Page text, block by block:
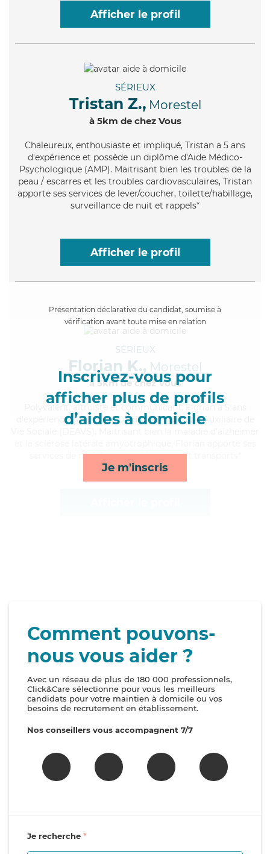
Afficher le profil
SÉRIEUX
Tristan Z., Morestel
à 5km de chez Vous
Chaleureux, enthousiaste et impliqué, Tristan a 5 ans
d'expérience et possède un diplôme d'Aide Médico-
Psychologique (AMP). Maitrisant bien les troubles de la
peau / escarres et les troubles cardiovasculaires, Tristan
apporte ses services de lever/coucher, toilette/habillage,
surveillance de nuit et rappels*
Afficher le profil
Présentation déclarative du candidat, soumise à
vérification avant toute mise en relation
Inscrivez-vous pour
afficher plus de profils
d’aides à domicile
Je m'inscris
SÉRIEUX
Florian K., Morestel
à 5km de chez Vous
, altruiste et communicatif, Florian a 5 ans
d'expérience et possède un diplôme d'État d'Auxiliaire de
services de mobilité, activités, repas et transports*
Comment pouvons-
nous vous aider ?
Avec un réseau de plus de 180 000 professionnels,
Click&Care sélectionne pour vous les meilleurs
candidats pour votre maintien à domicile ou vos
besoins de recrutement en établissement.
Nos conseillers vous accompagnent 7/7
Je recherche